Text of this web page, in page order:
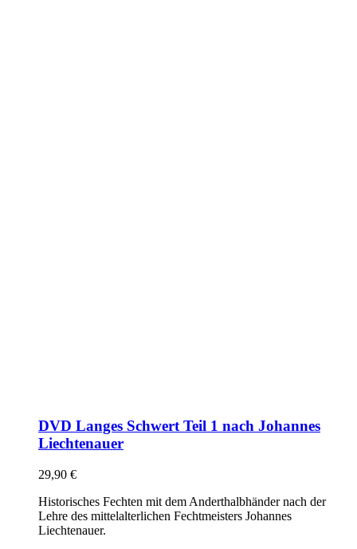
DVD Langes Schwert Teil 1 nach Johannes
Liechtenauer
29,90 €
Historisches Fechten mit dem Anderthalbhänder nach der
Lehre des mittelalterlichen Fechtmeisters Johannes
Liechtenauer.